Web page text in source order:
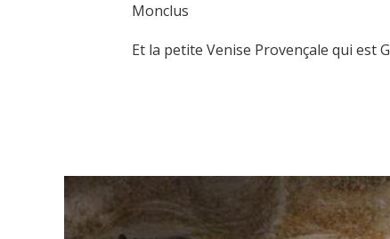
Monclus
Et la petite Venise Provençale qui est